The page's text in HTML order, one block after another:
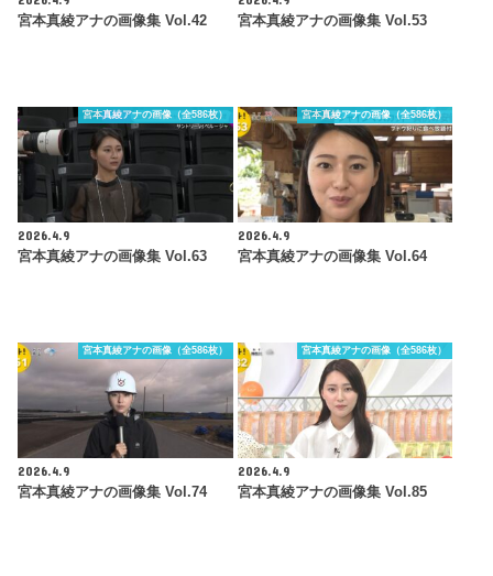
宮本真綾アナの画像集 Vol.42
宮本真綾アナの画像集 Vol.53
宮本真綾アナの画像（全586枚）
2026.4.9
宮本真綾アナの画像集 Vol.63
宮本真綾アナの画像（全586枚）
2026.4.9
宮本真綾アナの画像集 Vol.64
宮本真綾アナの画像（全586枚）
2026.4.9
宮本真綾アナの画像集 Vol.74
宮本真綾アナの画像（全586枚）
2026.4.9
宮本真綾アナの画像集 Vol.85